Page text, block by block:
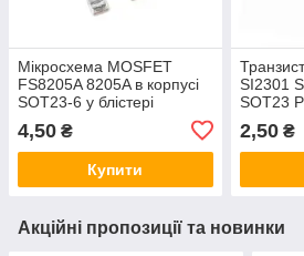
Мікросхема MOSFET
FS8205A 8205A в корпусі
SOT23-6 у блістері
4,50 ₴
Купити
SI2301
SOT23
2,50₴
Акційні пропозиції та новинки